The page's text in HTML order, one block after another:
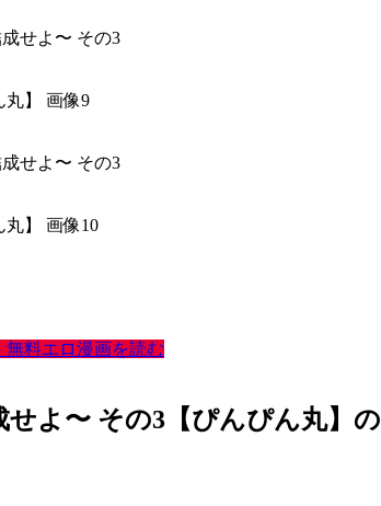
丸】 画像9
丸】 画像10
無料エロ漫画を読む
よ〜 その3【ぴんぴん丸】の